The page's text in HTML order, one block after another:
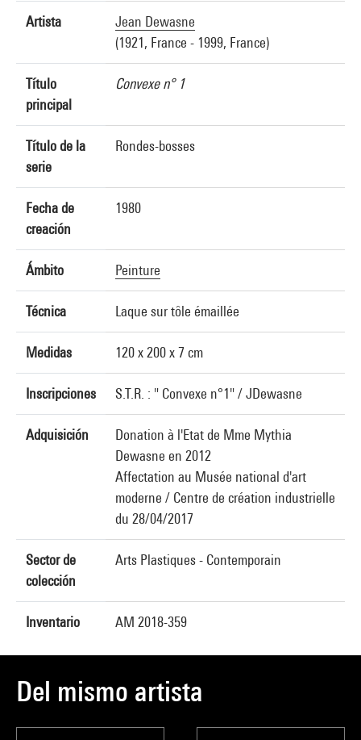
Artista
Jean Dewasne
(1921, France - 1999, France)
Título
principal
Convexe n° 1
Título de la
serie
Rondes-bosses
Fecha de
creación
1980
Ámbito Peinture
Técnica Laque sur tôle émaillée
Medidas 120 x 200 x 7 cm
Inscripciones S.T.R. : " Convexe n°1" / JDewasne
Adquisición
Donation à l'Etat de Mme Mythia
Dewasne en 2012
Affectation au Musée national d'art
moderne / Centre de création industrielle
du 28/04/2017
Sector de
colección
Arts Plastiques - Contemporain
Inventario AM 2018-359
Del mismo artista